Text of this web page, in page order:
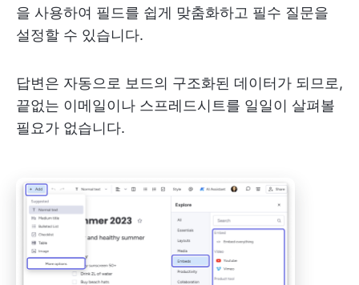
을 사용하여 필드를 쉽게 맞춤화하고 필수 질문을
설정할 수 있습니다.
답변은 자동으로 보드의 구조화된 데이터가 되므로,
끝없는 이메일이나 스프레드시트를 일일이 살펴볼
필요가 없습니다.